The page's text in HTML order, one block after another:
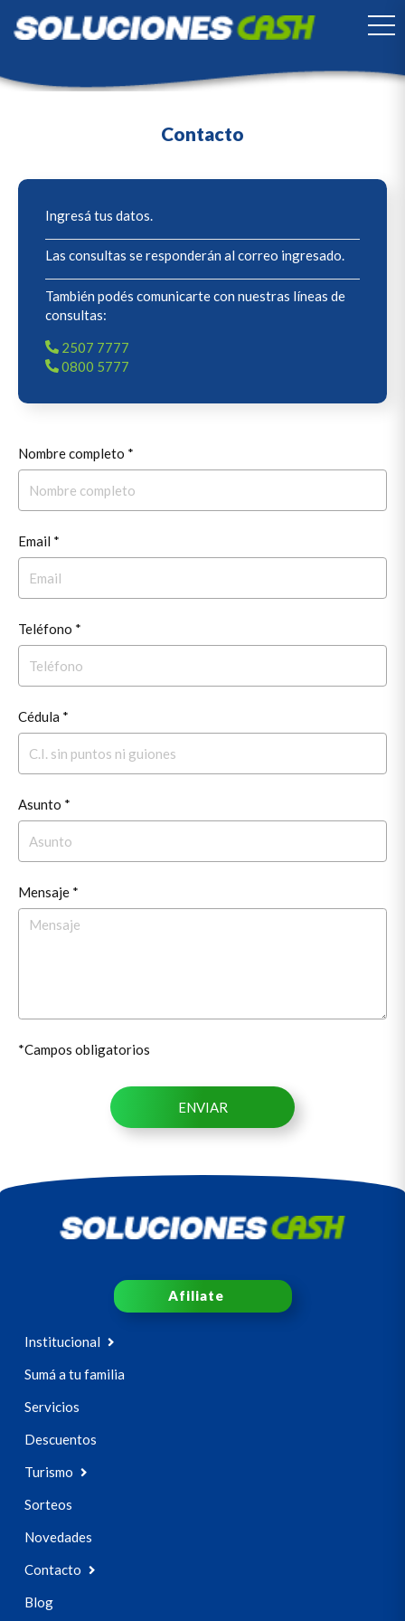
Contacto
Ingresá tus datos.
Las consultas se responderán al correo ingresado.
También podés comunicarte con nuestras líneas de
consultas:
2507 7777
0800 5777
Nombre completo *
Email *
Teléfono *
Cédula *
Asunto *
Mensaje *
*Campos obligatorios
ENVIAR
Afiliate
Institucional
Sumá a tu familia
Servicios
Descuentos
Turismo
Sorteos
Novedades
Contacto
Blog